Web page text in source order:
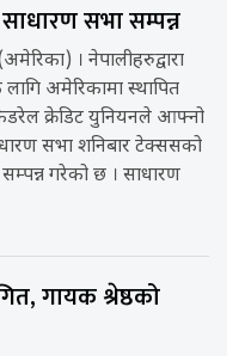
सभा सम्पन्न
। नेपालीहरुद्वारा
अमेरिकामा स्थापित
क्रेडिट युनियनले आफ्नो
सभा शनिबार टेक्ससको
गरेको छ । साधारण
गायक श्रेष्ठको